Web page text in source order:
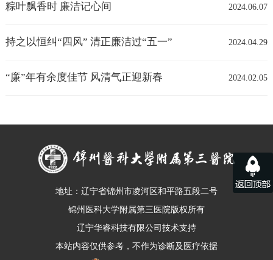
粽叶飘香时 廉洁记心间 2024.06.07
持之以恒纠“四风” 清正廉洁过“五一” 2024.04.29
“廉”年有余度佳节 风清气正迎新春 2024.02.05
地址：辽宁省锦州市凌河区和平路五段二号
锦州医科大学附属第三医院版权所有
辽宁华睿科技有限公司技术支持
本站内容仅供参考，不作为诊断及医疗依据